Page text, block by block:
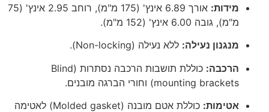
מידות:
אורך 6.89 אינץ' (175 מ"מ), רוחב 2.95 אינץ' (75
מ"מ), גובה 6.00 אינץ' (152 מ"מ).
מנגנון נעילה: ללא נעילה (Non-locking).
הרכבה:
כוללת תושבות הרכבה נסתרות (Blind
mounting brackets) וחורי הברגה מובנים.
אטימות:
כוללת אטם מובנה (Molded gasket) לאטימה